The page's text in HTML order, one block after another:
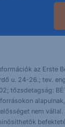
az Erste
u. 24-26.; tev.
tőzsdetagság:
nem vállal.